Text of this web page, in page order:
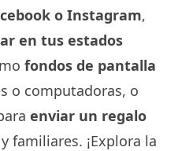
o Instagram,
en tus estados
fondos de pantalla
o computadoras, o
enviar un regalo
familiares. ¡Explora la